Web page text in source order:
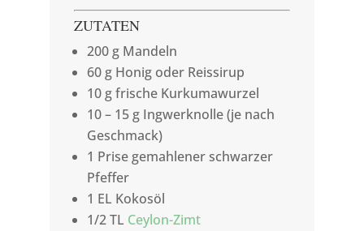
ZUTATEN
200 g Mandeln
60 g Honig oder Reissirup
10 g frische Kurkumawurzel
10 – 15 g Ingwerknolle (je nach
Geschmack)
1 Prise gemahlener schwarzer
Pfeffer
1 EL Kokosöl
1/2 TL Ceylon-Zimt